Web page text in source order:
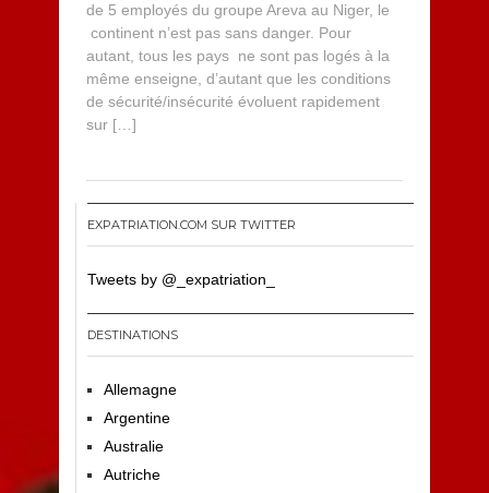
de 5 employés du groupe Areva au Niger, le
continent n’est pas sans danger. Pour
autant, tous les pays ne sont pas logés à la
même enseigne, d’autant que les conditions
de sécurité/insécurité évoluent rapidement
sur […]
EXPATRIATION.COM SUR TWITTER
Tweets by @_expatriation_
DESTINATIONS
Allemagne
Argentine
Australie
Autriche